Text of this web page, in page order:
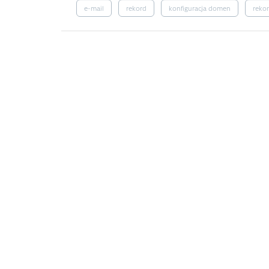
e-mail rekord konfiguracja domen